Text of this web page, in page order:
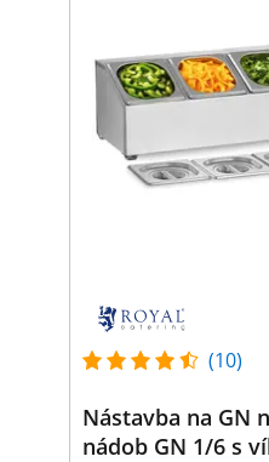
(10)
Nástavba na GN
nádob GN 1/6 s